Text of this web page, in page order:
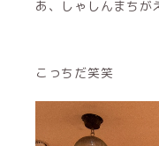
あ、しゃしんまちが
こっちだ笑笑